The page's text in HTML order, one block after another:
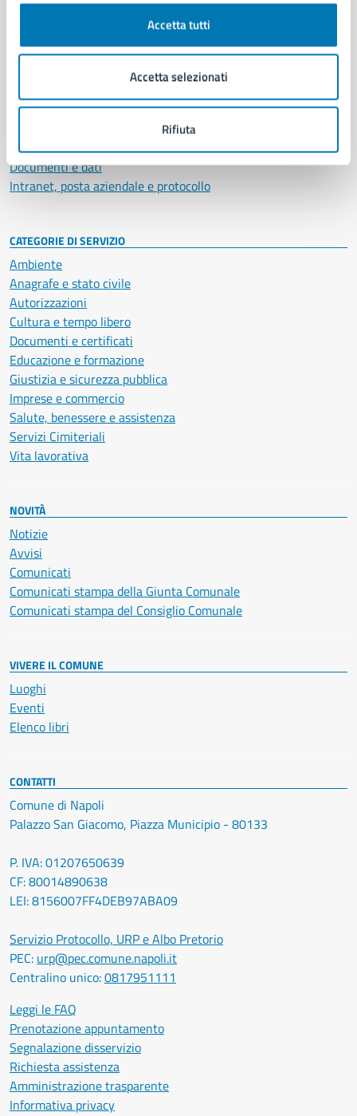
Accetta tutti
Accetta selezionati
Rifiuta
AMMINISTRAZIONE
Organi di governo
Enti e fondazioni
Personale amministrativo
Documenti e dati
Intranet, posta aziendale e protocollo
CATEGORIE DI SERVIZIO
Ambiente
Anagrafe e stato civile
Autorizzazioni
Cultura e tempo libero
Documenti e certificati
Educazione e formazione
Giustizia e sicurezza pubblica
Imprese e commercio
Salute, benessere e assistenza
Servizi Cimiteriali
Vita lavorativa
NOVITÀ
Notizie
Avvisi
Comunicati
Comunicati stampa della Giunta Comunale
Comunicati stampa del Consiglio Comunale
VIVERE IL COMUNE
Luoghi
Eventi
Elenco libri
CONTATTI
Comune di Napoli
Palazzo San Giacomo, Piazza Municipio - 80133
P. IVA: 01207650639
CF: 80014890638
LEI: 8156007FF4DEB97ABA09
Servizio Protocollo, URP e Albo Pretorio
PEC: urp@pec.comune.napoli.it
Centralino unico:0817951111
Leggi le FAQ
Prenotazione appuntamento
Segnalazione disservizio
Richiesta assistenza
Amministrazione trasparente
Informativa privacy